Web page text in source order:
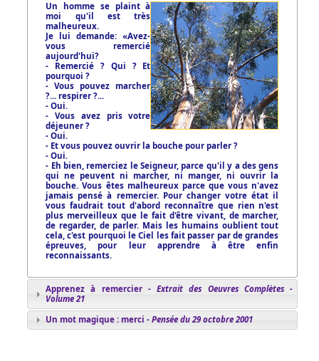
Un homme se plaint à
moi qu'il est très
malheureux.
Je lui demande: «Avez-
vous remercié
aujourd'hui?
- Remercié ? Qui ? Et
pourquoi ?
- Vous pouvez marcher
?... respirer ?...
- Oui.
- Vous avez pris votre
déjeuner ?
- Oui.
- Et vous pouvez ouvrir la bouche pour parler ?
- Oui.
- Eh bien, remerciez le Seigneur, parce qu'il y a des gens
qui ne peuvent ni marcher, ni manger, ni ouvrir la
bouche. Vous êtes malheureux parce que vous n'avez
jamais pensé à remercier. Pour changer votre état il
vous faudrait tout d'abord reconnaître que rien n'est
plus merveilleux que le fait d'être vivant, de marcher,
de regarder, de parler. Mais les humains oublient tout
cela, c'est pourquoi le Ciel les fait passer par de grandes
épreuves, pour leur apprendre à être enfin
reconnaissants.
Apprenez à remercier -Extrait des Oeuvres Complètes -
Volume 21
Un mot magique : merci -Pensée du 29 octobre 2001